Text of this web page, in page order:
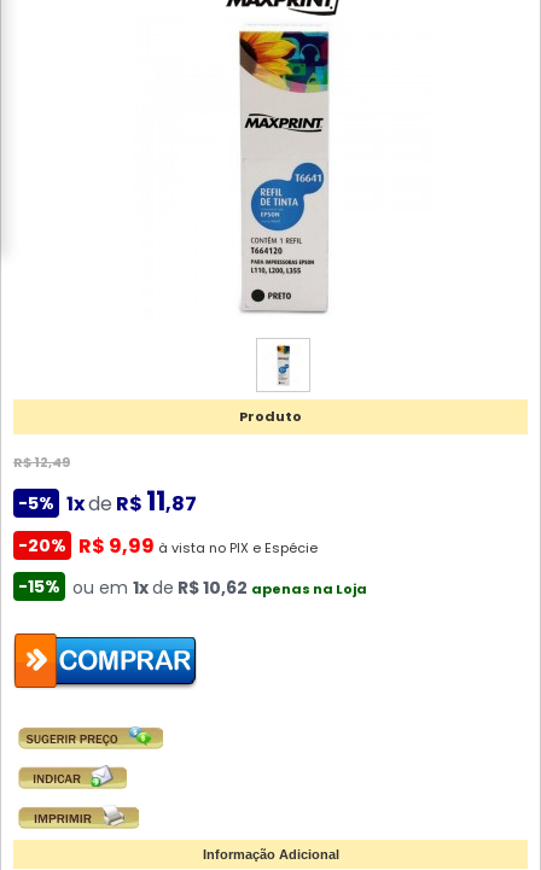
Produto
R$ 12,49
-5% 1xde R$ 11,87
-20% R$ 9,99 à vista no PIX e Espécie
-15% ou em 1xde R$ 10,62 apenas na Loja
Informação Adicional